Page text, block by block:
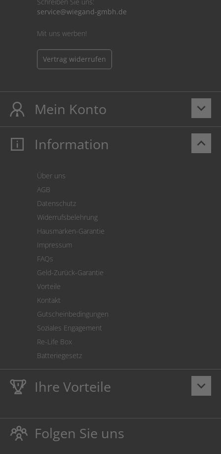
Schreiben Sie uns:
service@wiegand-gmbh.de
Mit uns werben!
Vertrag widerrufen
keyboard_arrow_down
Mein Konto
Mein Konto
Cookie Einstellungen
keyboard_arrow_up
Information
Über uns
AGB
Datenschutz
Widerrufsbelehrung
Hausmarken-Garantie
Impressum
FAQs
Geld-Zurück-Garantie
Vorteile
Kontakt
Gutscheinbedingungen
Soziales Engagement
Re-Life Box
Batteriegesetz
keyboard_arrow_down
Ihre Vorteile
LebenslangeHausmarke Garantieauf Toner und Tinte
schützt auch Ihren Drucker.
Umweltfreundlich dadurch Abfallvermeidung.
Folgen Sie uns